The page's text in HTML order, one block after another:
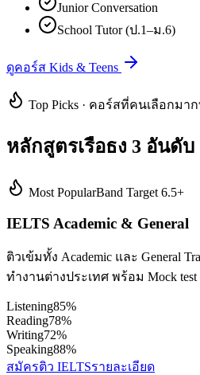
Junior Conversation
School Tutor (ป.1–ม.6)
ดูคอร์ส Kids & Teens
Top Picks · คอร์สที่คนเลือกมา
หลักสูตรเรือธง 3 อันดับ
Most PopularBand Target 6.5+
IELTS Academic & General
ติวเข้มทั้ง Academic และ General
ทำงานต่างประเทศ พร้อม Mock test
Listening85%
Reading78%
Writing72%
Speaking88%
สมัครติว IELTSรายละเอียด